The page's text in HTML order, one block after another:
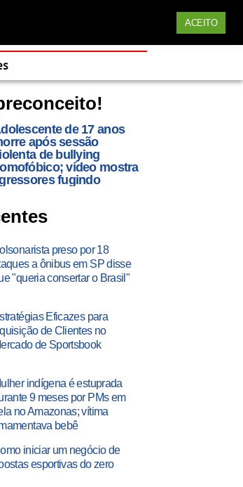
ACEITO
de 17 anos
após sessão
de bullying
vídeo mostra
fugindo
preso por 18
a ônibus em SP disse
"queria consertar o Brasil"
Eficazes para
de Clientes no
de Sportsbook
indígena é estuprada
9 meses por PMs em
no Amazonas; vítima
bebê
iniciar um negócio de
esportivas do zero